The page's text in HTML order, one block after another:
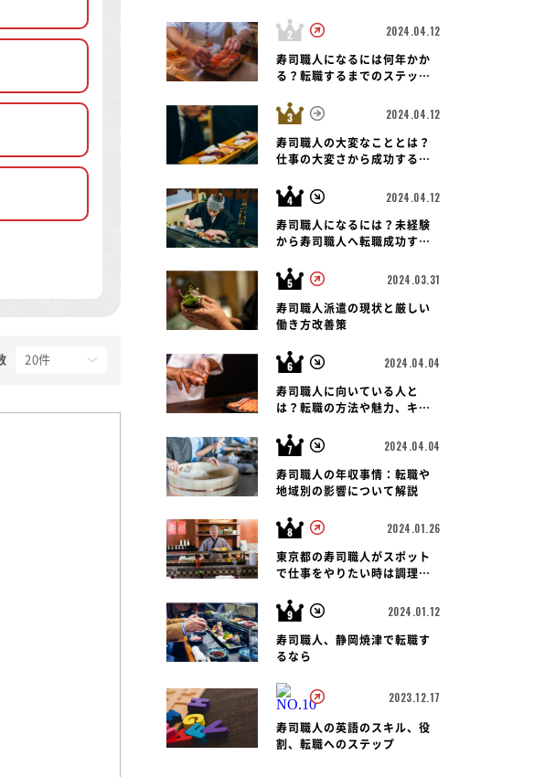
2024.04.12
寿司職人になるには何年かか
る？転職するまでのステップ
2024.04.12
寿司職人の大変なこととは？
仕事の大変さから成功する転
2024.04.12
寿司職人になるには？未経験
から寿司職人へ転職成功する
2024.03.31
寿司職人派遣の現状と厳しい
働き方改善策
2024.04.04
寿司職人に向いている人と
は？転職の方法や魅力、キャ
説！
2024.04.04
寿司職人の年収事情：転職や
地域別の影響について解説
2024.01.26
東京都の寿司職人がスポット
で仕事をやりたい時は調理師
2024.01.12
寿司職人、静岡焼津で転職す
るなら
2023.12.17
寿司職人の英語のスキル、役
割、転職へのステップ